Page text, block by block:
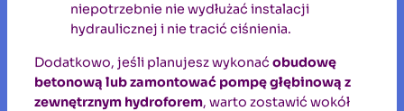
niepotrzebnie nie wydłużać instalacji
hydraulicznej i nie tracić ciśnienia.
Dodatkowo, jeśli planujesz wykonać obudowę
betonową lub zamontować pompę głębinową z
zewnętrznym hydroforem, warto zostawić wokół